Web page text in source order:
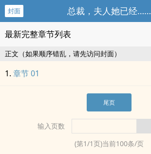
封面 总裁，夫人她已经……
最新完整章节列表
正文（如果顺序错乱，请先访问封面）
章节 01
尾页
输入页数
(第1/1页)当前100条/页